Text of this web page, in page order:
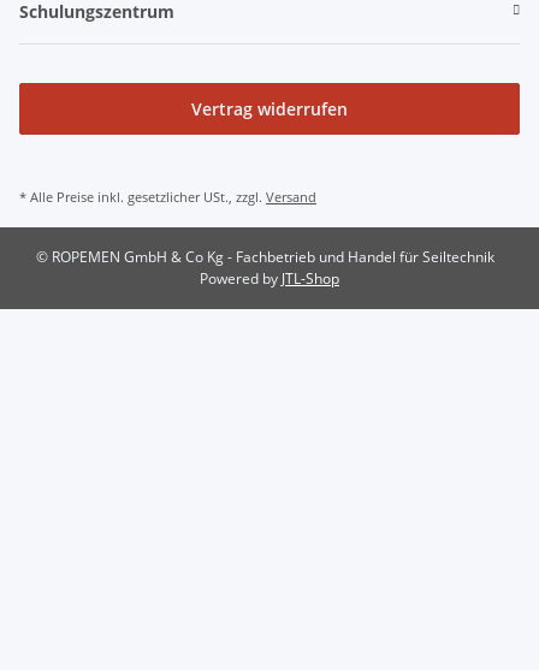
Schulungszentrum
Vertrag widerrufen
* Alle Preise inkl. gesetzlicher USt., zzgl. Versand
© ROPEMEN GmbH & Co Kg - Fachbetrieb und Handel für Seiltechnik
Powered by JTL-Shop